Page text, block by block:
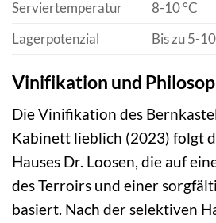
Serviertemperatur
8-10 °C
Lagerpotenzial
Bis zu 5-
Vinifikation und
Die Vinifikation des
Kabinett lieblich (2023) folgt
Hauses Dr. Loosen, die auf
des Terroirs und einer
basiert. Nach der selektiven